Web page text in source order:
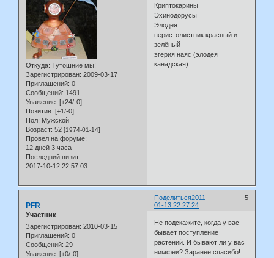
Откуда: Тутошние мы!
Зарегистрирован: 2009-03-17
Приглашений: 0
Сообщений: 1491
Уважение: [+24/-0]
Позитив: [+1/-0]
Пол: Мужской
Возраст: 52 [1974-01-14]
Провел на форуме:
12 дней 3 часа
Последний визит:
2017-10-12 22:57:03
Криптокарины
Эхинодорусы
Элодея
перистолистник красный и
зелёный
эгерия наяс (элодея
канадская)
Поделиться 5
2011-
01-13 22:27:24
PFR
Участник
Зарегистрирован: 2010-03-15
Приглашений: 0
Сообщений: 29
Уважение: [+0/-0]
Не подскажите, когда у вас
бывает поступление
растений. И бывают ли у вас
нимфеи? Заранее спасибо!